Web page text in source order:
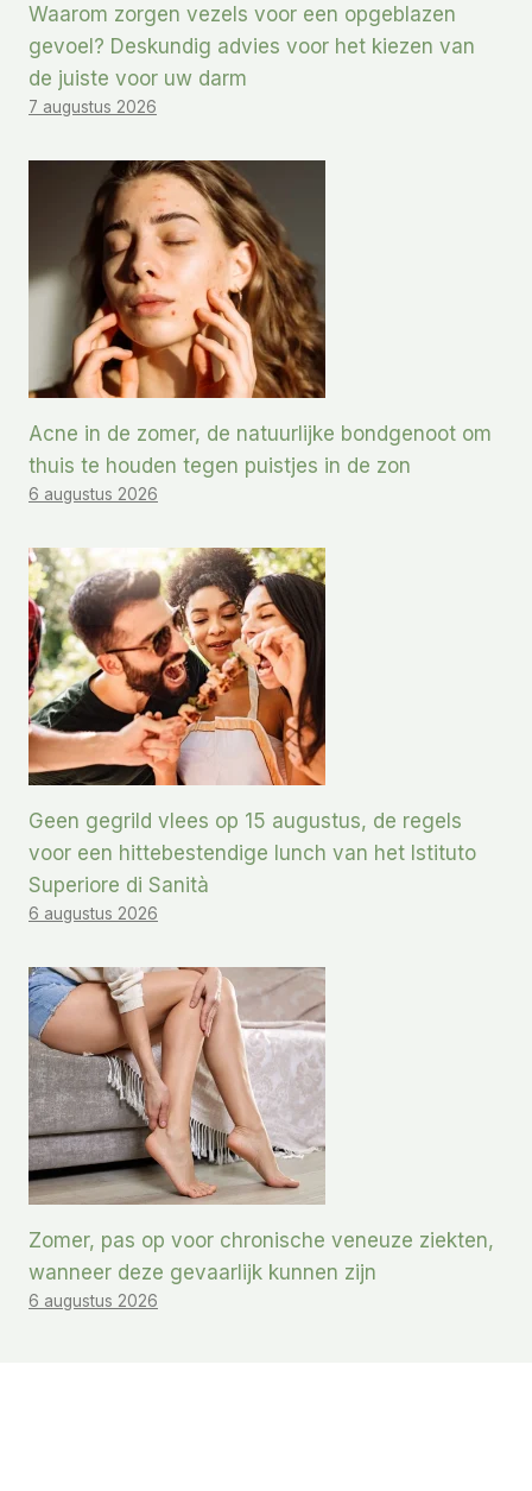
Waarom zorgen vezels voor een opgeblazen
gevoel? Deskundig advies voor het kiezen van
de juiste voor uw darm
7 augustus 2026
Acne in de zomer, de natuurlijke bondgenoot om
thuis te houden tegen puistjes in de zon
6 augustus 2026
Geen gegrild vlees op 15 augustus, de regels
voor een hittebestendige lunch van het Istituto
Superiore di Sanità
6 augustus 2026
Zomer, pas op voor chronische veneuze ziekten,
wanneer deze gevaarlijk kunnen zijn
6 augustus 2026